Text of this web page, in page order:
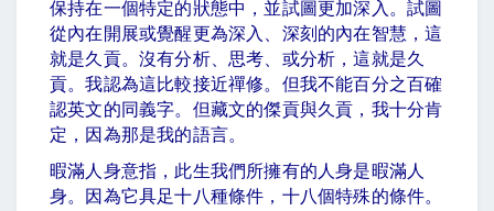
保持在一個特定的狀態中，並試圖更加深入。試圖
從內在開展或覺醒更為深入、深刻的內在智慧，這
就是久貢。沒有分析、思考、或分析，這就是久
貢。我認為這比較接近禪修。但我不能百分之百確
認英文的同義字。但藏文的傑貢與久貢，我十分肯
定，因為那是我的語言。
暇滿人身意指，此生我們所擁有的人身是暇滿人
身。因為它具足十八種條件，十八個特殊的條件。